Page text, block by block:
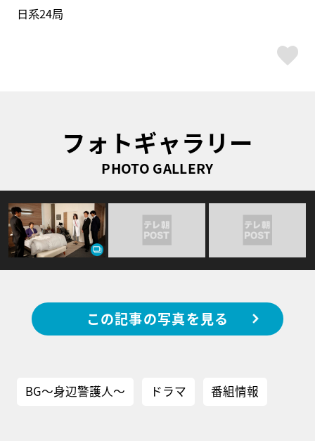
日系24局
フォトギャラリー
PHOTO GALLERY
この記事の写真を見る
BG～身辺警護人～ ドラマ 番組情報